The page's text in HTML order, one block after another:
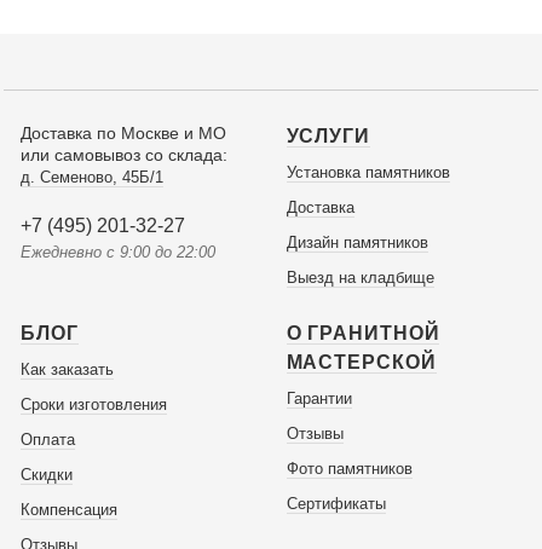
Доставка по Москве и МО
или самовывоз со склада:
д. Семеново, 45Б/1
+7 (495) 201-32-27
Ежедневно с 9:00 до 22:00
УСЛУГИ
Установка памятников
Доставка
Дизайн памятников
Выезд на кладбище
БЛОГ
Как заказать
Сроки изготовления
Оплата
Скидки
Компенсация
Отзывы
О ГРАНИТНОЙ
МАСТЕРСКОЙ
Гарантии
Отзывы
Фото памятников
Сертификаты